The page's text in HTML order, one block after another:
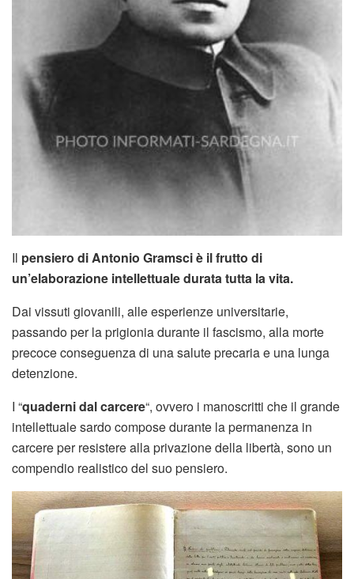
Il pensiero di Antonio Gramsci è il frutto di
un’elaborazione intellettuale durata tutta la vita.
Dai vissuti giovanili, alle esperienze universitarie,
passando per la prigionia durante il fascismo, alla morte
precoce conseguenza di una salute precaria e una lunga
detenzione.
I “quaderni dal carcere“, ovvero i manoscritti che il grande
intellettuale sardo compose durante la permanenza in
carcere per resistere alla privazione della libertà, sono un
compendio realistico del suo pensiero.